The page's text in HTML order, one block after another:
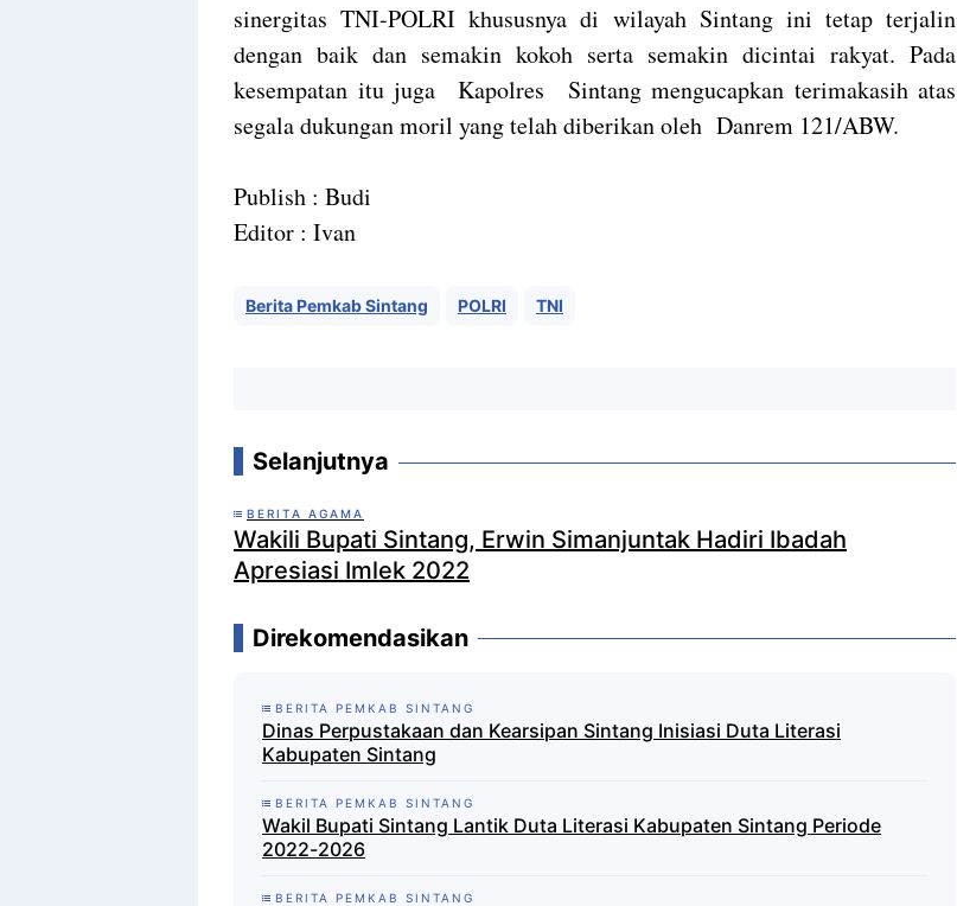
sinergitas TNI-POLRI khususnya di wilayah Sintang ini tetap terjalin
dengan baik dan semakin kokoh serta semakin dicintai rakyat. Pada
kesempatan itu juga Kapolres Sintang mengucapkan terimakasih atas
segala dukungan moril yang telah diberikan oleh Danrem 121/ABW.
Publish : Budi
Editor : Ivan
Berita Pemkab Sintang POLRI TNI
Selanjutnya
BERITA AGAMA
Wakili Bupati Sintang, Erwin Simanjuntak Hadiri Ibadah
Apresiasi Imlek 2022
Direkomendasikan
BERITA PEMKAB SINTANG
Dinas Perpustakaan dan Kearsipan Sintang Inisiasi Duta Literasi
Kabupaten Sintang
BERITA PEMKAB SINTANG
Wakil Bupati Sintang Lantik Duta Literasi Kabupaten Sintang Periode
2022-2026
BERITA PEMKAB SINTANG